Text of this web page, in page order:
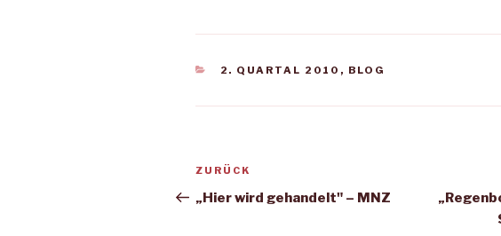
KATEGORIEN
2. QUARTAL 2010 , BLOG
Beitragsnavigation
Vorheriger
Beitrag
ZURÜCK
„Hier wird gehandelt" – MNZ